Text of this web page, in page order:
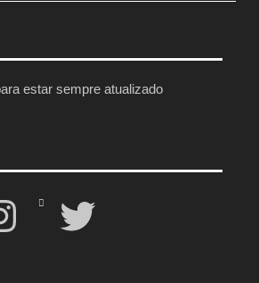
estar sempre atualizado
Twitter